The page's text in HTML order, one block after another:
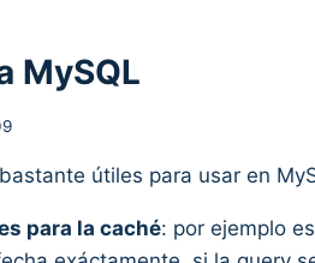
MySQL
útiles para usar en
para la caché: por ejemplo